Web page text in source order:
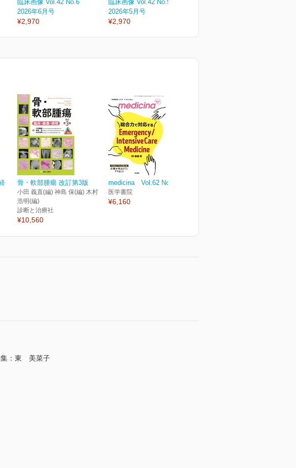
臨床画像 Vol.42 No.6
2026年6月号
¥2,970
臨床画像 Vol.42 No.5
2026年5月号
¥2,970
骨・軟部腫瘍 改訂第3版
小田 義直(編) 神島 保(編) 木村
浩明(編)
診断と治療社
¥10,560
medicina Vol.62 No.4
医学書院
¥6,160
集：東 美菜子